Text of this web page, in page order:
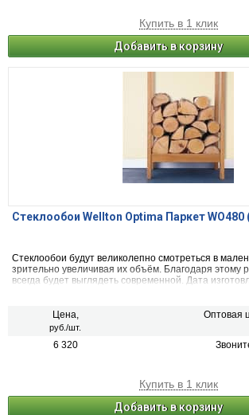
Купить в 1 клик
Добавить в корзину
Стеклообои Wellton Optima Паркет WO480
Стеклообои будут великолепно смотреться в
зрительно увеличивая их объём. Благодаря этому
всегда будет выглядеть современной. Дата
Цена,
руб./шт.
Оптовая
6 320
Купить в 1 клик
Добавить в корзину